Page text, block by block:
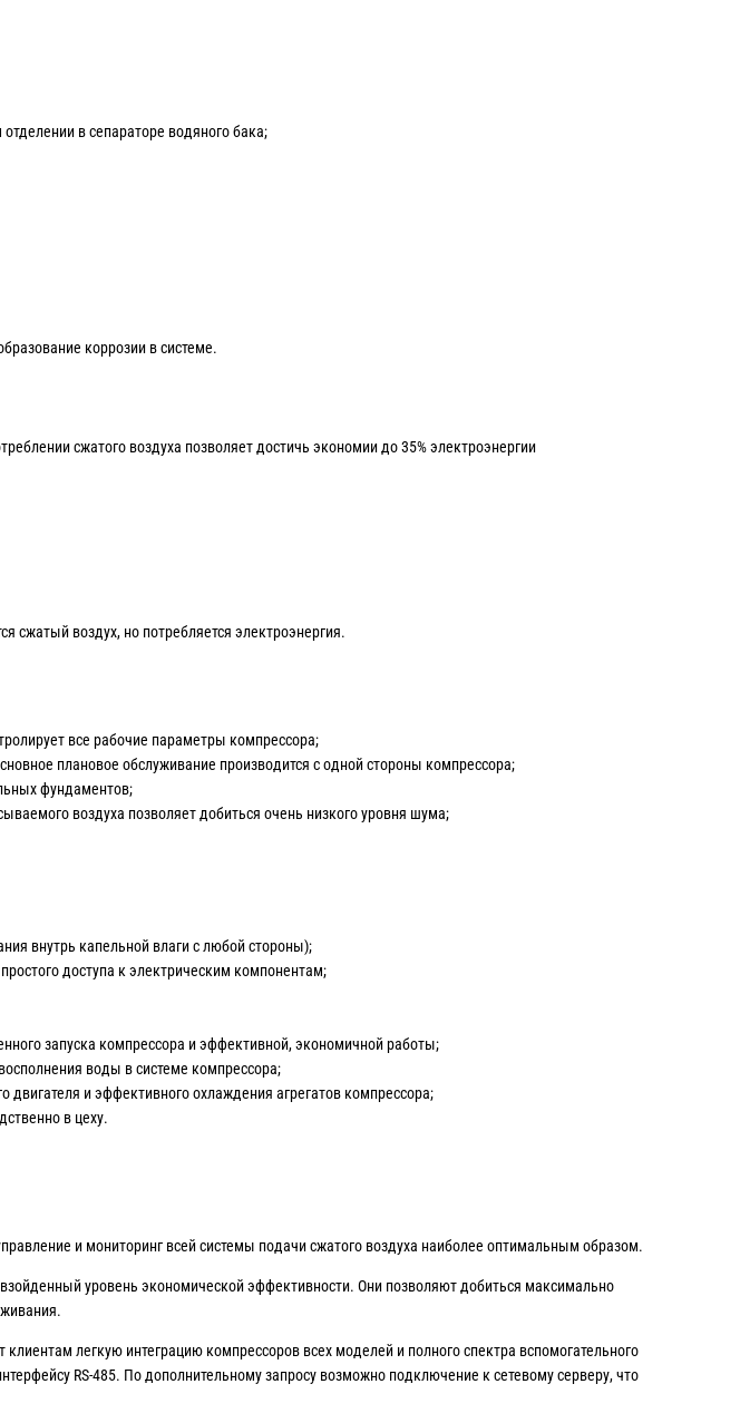
в сепараторе водяного бака;
коррозии в системе.
сжатого воздуха позволяет достичь экономии до 35% электроэнергии
сжатый воздух, но потребляется электроэнергия.
все рабочие параметры компрессора;
плановое обслуживание производится с одной стороны компрессора;
фундаментов;
воздуха позволяет добиться очень низкого уровня шума;
внутрь капельной влаги с любой стороны);
доступа к электрическим компонентам;
запуска компрессора и эффективной, экономичной работы;
воды в системе компрессора;
и эффективного охлаждения агрегатов компрессора;
в цеху.
и мониторинг всей системы подачи сжатого воздуха наиболее оптимальным образом.
уровень экономической эффективности. Они позволяют добиться максимально
легкую интеграцию компрессоров всех моделей и полного спектра вспомогательного
RS-485. По дополнительному запросу возможно подключение к сетевому серверу, что